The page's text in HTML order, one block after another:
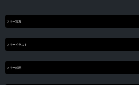
フリー写真
フリーイラスト
フリー絵画